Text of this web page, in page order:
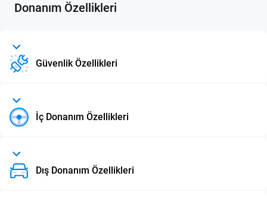
Donanım Özellikleri
Güvenlik Özellikleri
İç Donanım Özellikleri
Dış Donanım Özellikleri